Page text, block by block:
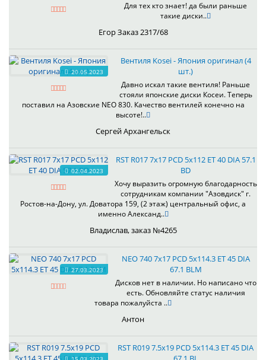
Для тех кто знает! да были раньше
такие диски..
Егор Заказ 2317/68
20.05.2023
Вентиля Kosei - Япония оригинал (4
шт.)
Давно искал такие вентиля! Раньше
стояли японские диски Косеи. Теперь
поставил на Азовские NEO 830. Качество вентилей конечно на
высоте!..
Сергей Архангельск
02.04.2023
RST R017 7x17 PCD 5x112 ET 40 DIA 57.1
BD
Хочу выразить огромную благодарность
сотрудникам компании "Азовдиск" г.
Ростов-на-Дону, ул. Доватора 159, (2 этаж) центральный офис, а
именно Александ..
Владислав, заказ №4265
27.03.2023
NEO 740 7x17 PCD 5x114.3 ET 45 DIA
67.1 BLM
Дисков нет в наличии. Но написано что
есть. Обновляйте статус наличия
товара пожалуйста ..
Антон
RST R019 7.5x19 PCD 5x114.3 ET 45 DIA